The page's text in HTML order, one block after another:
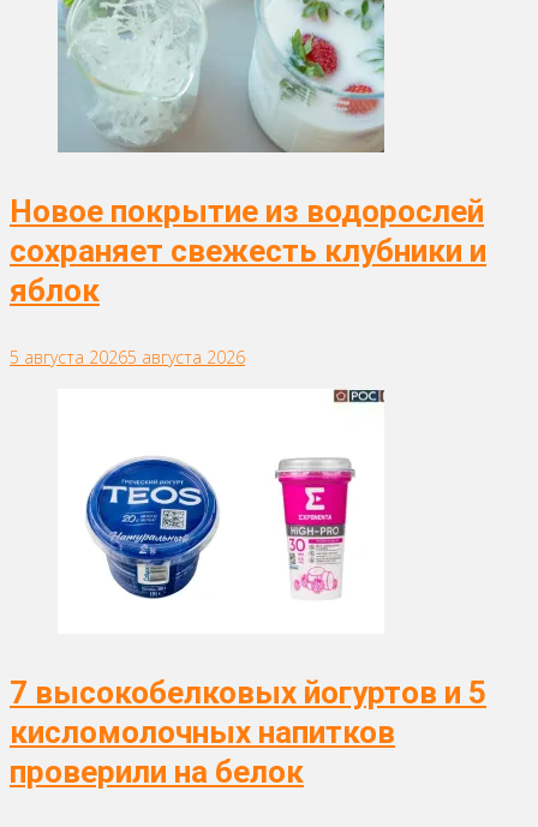
Новое покрытие из водорослей
сохраняет свежесть клубники и
яблок
5 августа 20265 августа 2026
7 высокобелковых йогуртов и 5
кисломолочных напитков
проверили на белок